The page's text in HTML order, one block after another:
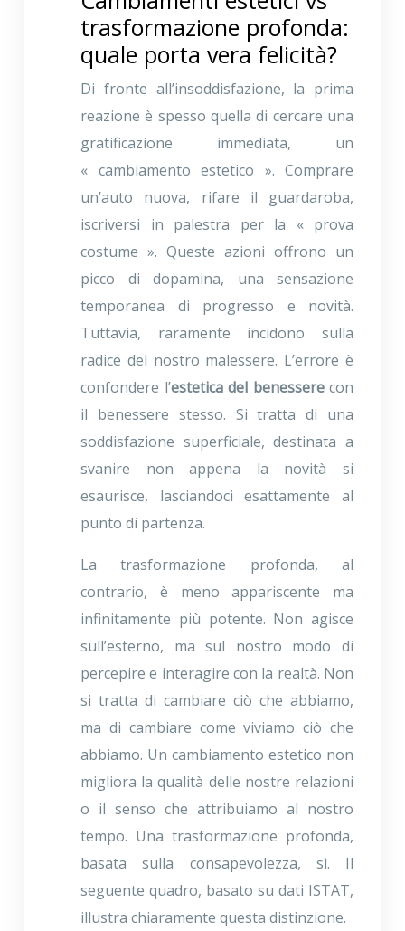
trasformazione profonda:
quale porta vera felicità?
Di fronte all’insoddisfazione, la prima
reazione è spesso quella di cercare una
gratificazione immediata, un
« cambiamento estetico ». Comprare
un’auto nuova, rifare il guardaroba,
iscriversi in palestra per la « prova
costume ». Queste azioni offrono un
picco di dopamina, una sensazione
temporanea di progresso e novità.
Tuttavia, raramente incidono sulla
radice del nostro malessere. L’errore è
confondere l’estetica del benesserecon
il benessere stesso. Si tratta di una
soddisfazione superficiale, destinata a
svanire non appena la novità si
esaurisce, lasciandoci esattamente al
punto di partenza.
La trasformazione profonda, al
contrario, è meno appariscente ma
infinitamente più potente. Non agisce
sull’esterno, ma sul nostro modo di
percepire e interagire con la realtà. Non
si tratta di cambiare ciò che abbiamo,
ma di cambiare come viviamo ciò che
abbiamo. Un cambiamento estetico non
migliora la qualità delle nostre relazioni
o il senso che attribuiamo al nostro
tempo. Una trasformazione profonda,
basata sulla consapevolezza, sì. Il
seguente quadro, basato su dati ISTAT,
illustra chiaramente questa distinzione.